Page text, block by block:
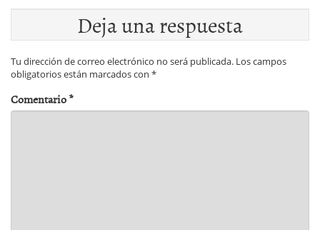
Deja una respuesta
Tu dirección de correo electrónico no será publicada. Los campos
obligatorios están marcados con *
Comentario*